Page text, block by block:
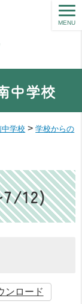
中学校
MENU
学校 >学校からの
12)
ンロード